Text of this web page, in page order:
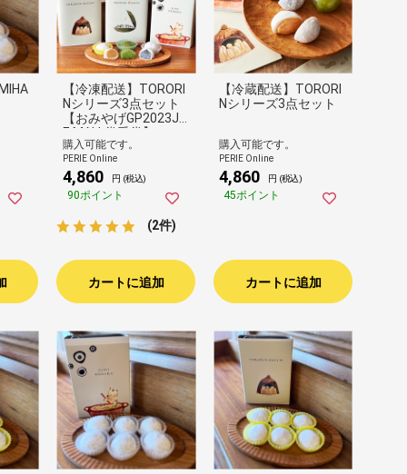
【冷凍配送】TORORI
Nシリーズ3点セット
【おみやげGP2023JR
E MALL賞受賞】
購入可能です。
PERIE Online
4,860 円 (税込)
90ポイント
(2件)
カートに追加
【冷蔵配送】TORORI
Nシリーズ3点セット
購入可能です。
PERIE Online
4,860 円 (税込)
45ポイント
カートに追加